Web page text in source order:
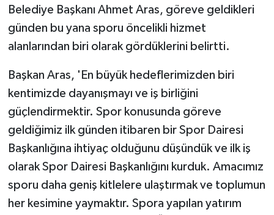
Belediye Başkanı Ahmet Aras, göreve geldikleri
günden bu yana sporu öncelikli hizmet
alanlarından biri olarak gördüklerini belirtti.
Başkan Aras, 'En büyük hedeflerimizden biri
kentimizde dayanışmayı ve iş birliğini
güçlendirmektir. Spor konusunda göreve
geldiğimiz ilk günden itibaren bir Spor Dairesi
Başkanlığına ihtiyaç olduğunu düşündük ve ilk iş
olarak Spor Dairesi Başkanlığını kurduk. Amacımız
sporu daha geniş kitlelere ulaştırmak ve toplumun
her kesimine yaymaktır. Spora yapılan yatırım